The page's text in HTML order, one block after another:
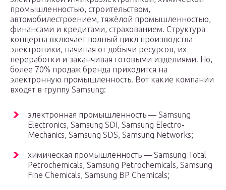
промышленностью, строительством,
автомобилестроением, тяжёлой промышленностью,
финансами и кредитами, страхованием. Структура
концерна включает полный цикл производства
электроники, начиная от добычи ресурсов, их
переработки и заканчивая готовыми изделиями. Но,
более 70% продаж бренда приходится на
электронную промышленность. Вот какие компании
входят в группу Samsung:
электронная промышленность — Samsung
Electronics, Samsung SDI, Samsung Electro-
Mechanics, Samsung SDS, Samsung Networks;
химическая промышленность — Samsung Total
Petrochemicals, Samsung Petrochemicals, Samsung
Fine Chemicals, Samsung BP Chemicals;